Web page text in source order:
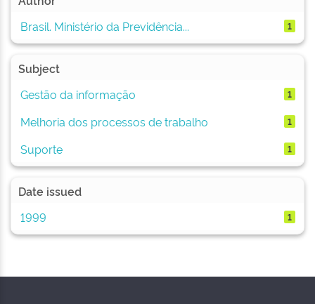
Brasil. Ministério da Previdência...
1
Subject
Gestão da informação
1
Melhoria dos processos de trabalho 1
Suporte 1
Date issued
1999
1